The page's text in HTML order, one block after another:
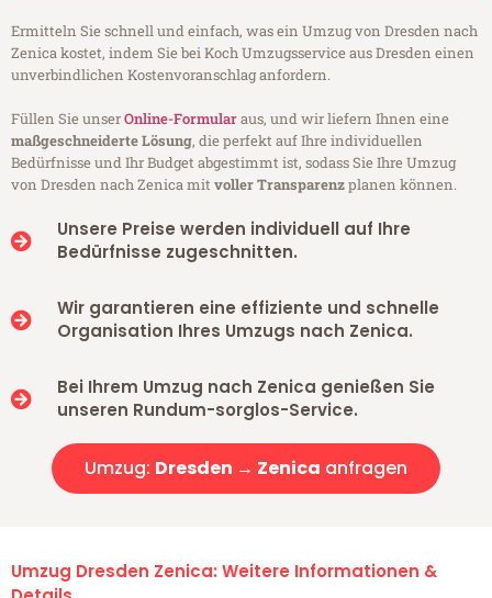
Ermitteln Sie schnell und einfach, was ein Umzug von Dresden nach
Zenica kostet, indem Sie bei Koch Umzugsservice aus Dresden einen
unverbindlichen Kostenvoranschlag anfordern.
Füllen Sie unserOnline-Formularaus, und wir liefern Ihnen eine
maßgeschneiderte Lösung, die perfekt auf Ihre individuellen
Bedürfnisse und Ihr Budget abgestimmt ist, sodass Sie Ihre Umzug
von Dresden nach Zenica mitvoller Transparenzplanen können.
Unsere Preise werden individuell auf Ihre
Bedürfnisse zugeschnitten.
Wir garantieren eine effiziente und schnelle
Organisation Ihres Umzugs nach Zenica.
Bei Ihrem Umzug nach Zenica genießen Sie
unseren Rundum-sorglos-Service.
Umzug: Dresden → Zenica anfragen
Umzug Dresden Zenica: Weitere Informationen &